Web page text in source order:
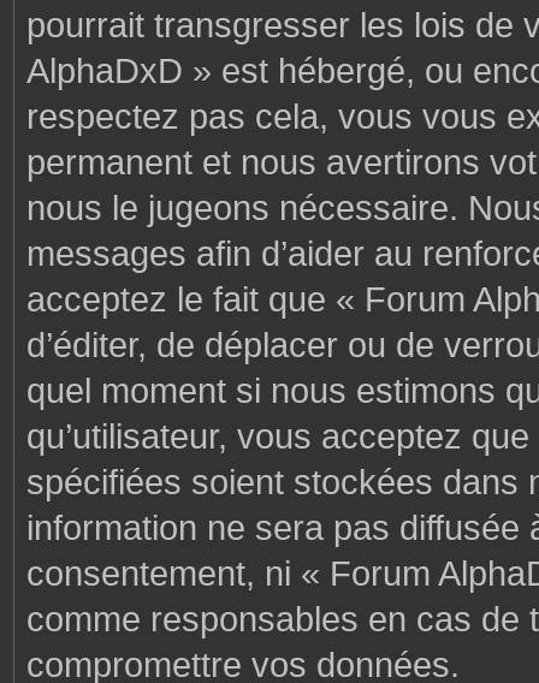
pourrait transgresser les lois de
AlphaDxD » est hébergé, ou
respectez pas cela, vous vous
permanent et nous avertirons
nous le jugeons nécessaire.
messages afin d’aider au
acceptez le fait que « Forum
d’éditer, de déplacer ou de
quel moment si nous estimons
qu’utilisateur, vous acceptez
spécifiées soient stockées dans
information ne sera pas
consentement, ni « Forum
comme responsables en cas de
compromettre vos données.